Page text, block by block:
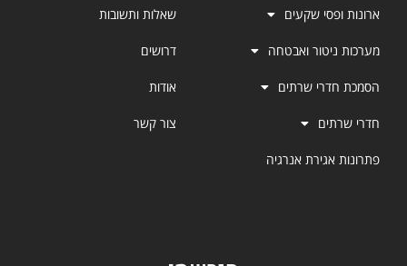
ארונות ופסי שקעים
מערכות ניטור ואבטחה
הסמכת חדרי שרתים
חדרי שרתים
פתרונות אגירת אנרגיה
שאלות ותשובות
דרושים
אודות
צור קשר